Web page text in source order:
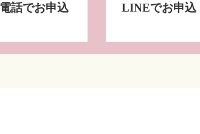
電話でお申込 LINEでお申込